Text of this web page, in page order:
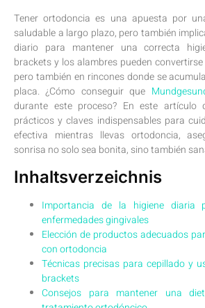
Tener ‍ortodoncia es una⁣ apuesta por
saludable a largo plazo, pero también
‍diario‍ para ⁤mantener una correcta
‌brackets y los​ alambres pueden
pero ‌también en rincones donde se
placa. ¿Cómo ​conseguir que
durante este ⁢proceso? En este‌ artículo
prácticos ⁣y claves indispensables para
efectiva ‍mientras llevas ortodoncia,
sonrisa no solo sea ‍bonita, sino ​también
Inhaltsverzeichnis
Importancia ⁤de la higiene diaria
enfermedades gingivales
Elección de productos adecuados
con ortodoncia
Técnicas precisas para⁢ cepillado y
brackets
Consejos para ⁢mantener una